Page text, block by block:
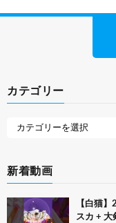
カテゴリー
新着動画
【白猫
スカ +